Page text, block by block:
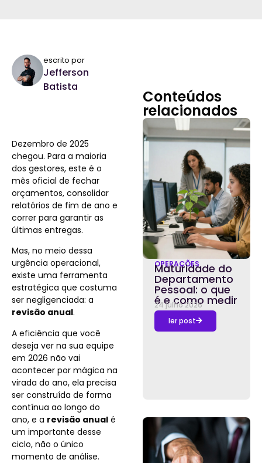
escrito por
Jefferson
Batista
Dezembro de 2025
chegou. Para a maioria
dos gestores, este é o
mês oficial de fechar
orçamentos, consolidar
relatórios de fim de ano e
correr para garantir as
últimas entregas.
Mas, no meio dessa
urgência operacional,
existe uma ferramenta
estratégica que costuma
ser negligenciada: a
revisão anual.
A eficiência que você
deseja ver na sua equipe
em 2026 não vai
acontecer por mágica na
virada do ano, ela precisa
ser construída de forma
contínua ao longo do
ano, e a revisão anual é
um importante desse
ciclo, não o único
momento de análise.
Conteúdos
relacionados
OPERAÇÕES
Maturidade do
Departamento
Pessoal: o que
é e como medir
24 julho 2026
ler post